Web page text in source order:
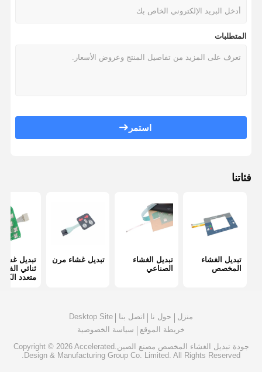
تبديل الغشاء الصناعي
تبديل غشاء مرن
تبديل غشاء ثنائي الفينيل متعدد الكلور
مفتاح غشاء لوحة المفاتيح
دوائر بي تي إيه
فيلم دليل الضوء
تجميع القبة المعدنية
المتطلبات
استمر
فئاتنا
تبديل الغشاء
المخصص
تبديل الغشاء
الصناعي
تبديل غشاء مرن
تبديل غشاء
ثنائي
متعدد
منزل حول نا اتصل بنا
Desktop Site
خريطة الموقع
سياسة الخصوصية
جودة تبديل الغشاء المخصص
مصنع الصين.Copyright © 2026 Accelerated
Design & Manufacturing Group Co. Limited. All Rights Reserved.